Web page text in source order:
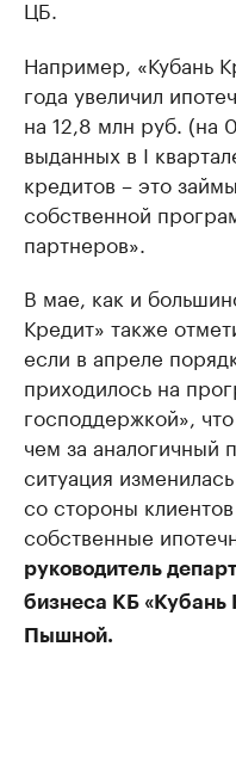
ЦБ.
Например, «Кубань
года увеличил
на 12,8 млн руб. (на
выданных в I
кредитов – это
собственной
партнеров».
В мае, как и
Кредит» также
если в апреле
приходилось на
господдержкой»,
чем за аналогичный
ситуация
со стороны
собственные
руководитель
бизнеса КБ «Кубань
Пышной.